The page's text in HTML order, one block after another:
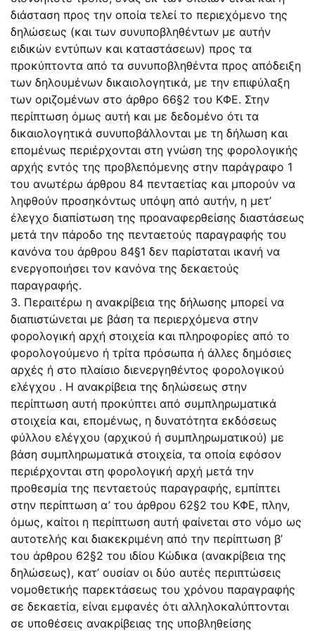
διάσταση προς την οποία τελεί το περιεχόμενο της
δηλώσεως (και των συνυποβληθέντων με αυτήν
ειδικών εντύπων και καταστάσεων) προς τα
προκύπτοντα από τα συνυποβληθέντα προς απόδειξη
των δηλουμένων δικαιολογητικά, με την επιφύλαξη
των οριζομένων στο άρθρο 66§2 του ΚΦΕ. Στην
περίπτωση όμως αυτή και με δεδομένο ότι τα
δικαιολογητικά συνυποβάλλονται με τη δήλωση και
επομένως περιέρχονται στη γνώση της φορολογικής
αρχής εντός της προβλεπόμενης στην παράγραφο 1
του ανωτέρω άρθρου 84 πενταετίας και μπορούν να
ληφθούν προσηκόντως υπόψη από αυτήν, η μετ’
έλεγχο διαπίστωση της προαναφερθείσης διαστάσεως
μετά την πάροδο της πενταετούς παραγραφής του
κανόνα του άρθρου 84§1 δεν παρίσταται ικανή να
ενεργοποιήσει τον κανόνα της δεκαετούς
παραγραφής.
3. Περαιτέρω η ανακρίβεια της δήλωσης μπορεί να
διαπιστώνεται με βάση τα περιερχόμενα στην
φορολογική αρχή στοιχεία και πληροφορίες από το
φορολογούμενο ή τρίτα πρόσωπα ή άλλες δημόσιες
αρχές ή στο πλαίσιο διενεργηθέντος φορολογικού
ελέγχου . Η ανακρίβεια της δηλώσεως στην
περίπτωση αυτή προκύπτει από συμπληρωματικά
στοιχεία και, επομένως, η δυνατότητα εκδόσεως
φύλλου ελέγχου (αρχικού ή συμπληρωματικού) με
βάση συμπληρωματικά στοιχεία, τα οποία εφόσον
περιέρχονται στη φορολογική αρχή μετά την
προθεσμία της πενταετούς παραγραφής, εμπίπτει
στην περίπτωση α’ του άρθρου 62§2 του ΚΦΕ, πλην,
όμως, καίτοι η περίπτωση αυτή φαίνεται στο νόμο ως
αυτοτελής και διακεκριμένη από την περίπτωση β’
του άρθρου 62§2 του ιδίου Κώδικα (ανακρίβεια της
δηλώσεως), κατ’ ουσίαν οι δύο αυτές περιπτώσεις
νομοθετικής παρεκτάσεως του χρόνου παραγραφής
σε δεκαετία, είναι εμφανές ότι αλληλοκαλύπτονται
σε υποθέσεις ανακρίβειας της υποβληθείσης